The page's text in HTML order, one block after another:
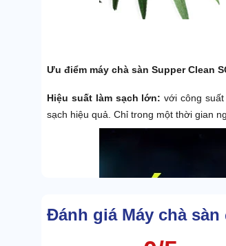
Ưu điểm máy chà sàn Supper Clean
Hiệu suất làm sạch lớn: với công
sạch hiệu quả. Chỉ trong một thời gian
Đánh giá Máy chà